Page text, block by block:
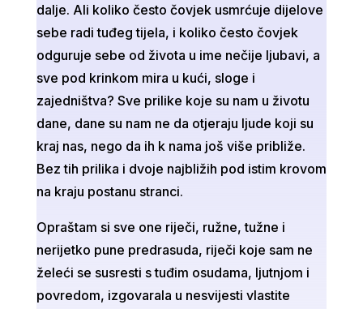
dalje. Ali koliko često čovjek usmrćuje dijelove
sebe radi tuđeg tijela, i koliko često čovjek
odguruje sebe od života u ime nečije ljubavi, a
sve pod krinkom mira u kući, sloge i
zajedništva? Sve prilike koje su nam u životu
dane, dane su nam ne da otjeraju ljude koji su
kraj nas, nego da ih k nama još više približe.
Bez tih prilika i dvoje najbližih pod istim krovom
na kraju postanu stranci.
Opraštam si sve one riječi, ružne, tužne i
nerijetko pune predrasuda, riječi koje sam ne
želeći se susresti s tuđim osudama, ljutnjom i
povredom, izgovarala u nesvijesti vlastite